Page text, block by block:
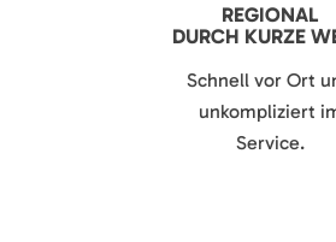
REGIONAL
DURCH KURZE
Schnell vor Ort
unkompliziert
Service.